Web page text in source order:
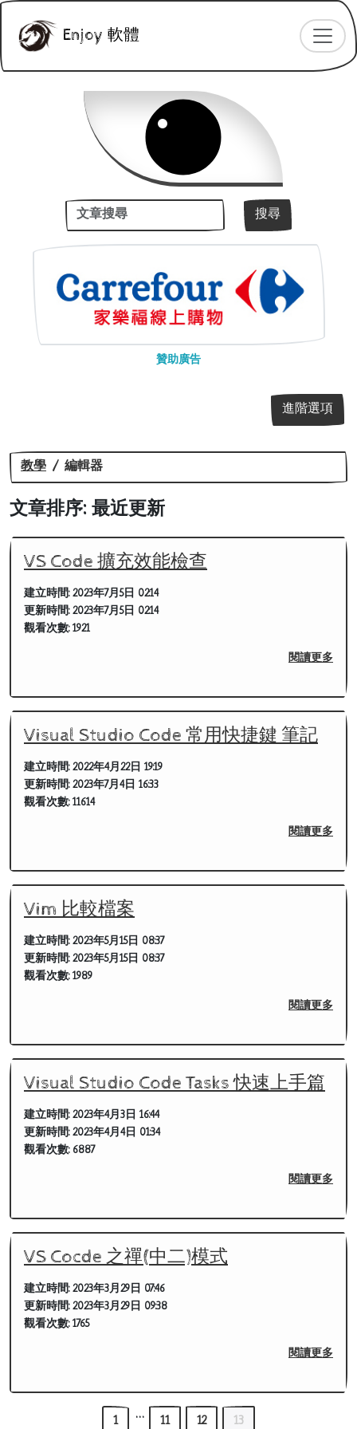
Enjoy 軟體
關鍵字
搜尋
贊助廣告
進階選項
教學 編輯器
文章排序: 最近更新
VS Code 擴充效能檢查
建立時間: 2023年7月5日 02:14
更新時間: 2023年7月5日 02:14
觀看次數:1921
閱讀更多
Visual Studio Code 常用快捷鍵 筆記
建立時間: 2022年4月22日 19:19
更新時間: 2023年7月4日 16:33
觀看次數:11614
閱讀更多
Vim 比較檔案
建立時間: 2023年5月15日 08:37
更新時間: 2023年5月15日 08:37
觀看次數:1989
閱讀更多
Visual Studio Code Tasks 快速上手篇
建立時間: 2023年4月3日 16:44
更新時間: 2023年4月4日 01:34
觀看次數: 6887
閱讀更多
VS Cocde 之禪(中二)模式
建立時間: 2023年3月29日 07:46
更新時間: 2023年3月29日 09:38
觀看次數:1765
閱讀更多
1 … 11 12 13